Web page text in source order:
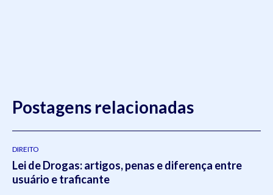
Postagens relacionadas
DIREITO
Lei de Drogas: artigos, penas e diferença entre
usuário e traficante